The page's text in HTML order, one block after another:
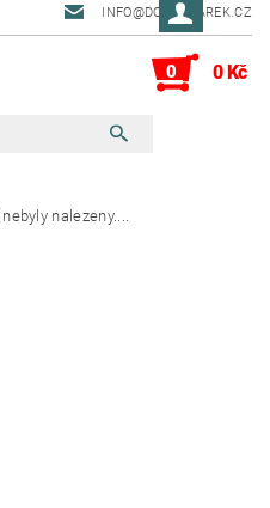
INFO@DOBRYDAREK.CZ
0 0 Kč
nalezeny....